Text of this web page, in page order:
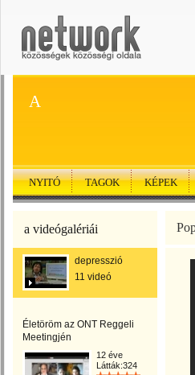
A
NYITÓ TAGOK KÉPEK
a videógalériái
depresszió
11 videó
Életöröm az ONT Reggeli
Meetingjén
12 éve
Látták:324